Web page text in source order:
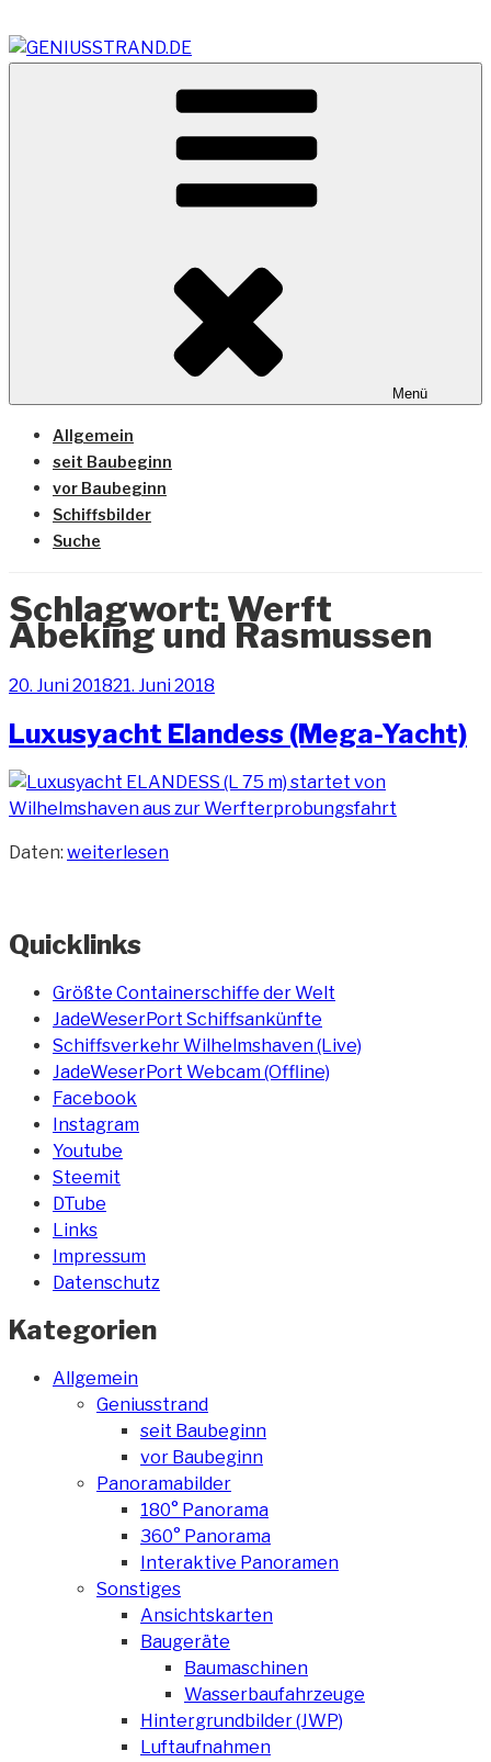
Inhalt
springen
GENIUSSTRAND.DE
Vom Geniusstrand zum JadeWeserPort/Container
Terminal Wilhelmshaven
Menü
Allgemein
seit Baubeginn
vor Baubeginn
Schiffsbilder
Suche
Schlagwort: Werft
Abeking und Rasmussen
Veröffentlicht
20. Juni 201821. Juni 2018
Luxusyacht Elandess (Mega-Yacht)
Daten: „Luxusyacht
Yacht)“
weiterlesen
Quicklinks
Größte Containerschiffe der Welt
JadeWeserPort Schiffsankünfte
Schiffsverkehr Wilhelmshaven (Live)
JadeWeserPort Webcam (Offline)
Facebook
Instagram
Youtube
Steemit
DTube
Links
Impressum
Datenschutz
Kategorien
Allgemein
Geniusstrand
seit Baubeginn
vor Baubeginn
Panoramabilder
180° Panorama
360° Panorama
Interaktive Panoramen
Sonstiges
Ansichtskarten
Baugeräte
Baumaschinen
Wasserbaufahrzeuge
Hintergrundbilder (JWP)
Luftaufnahmen